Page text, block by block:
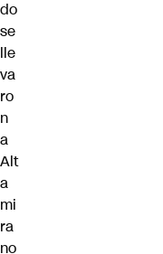
do
se
lle
va
ro
n
a
Alt
a
mi
ra
no